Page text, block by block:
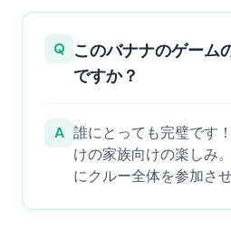
Q このバナナのゲーム
ですか？
A 誰にとっても完璧です
けの家族向けの楽しみ
にクルー全体を参加さ